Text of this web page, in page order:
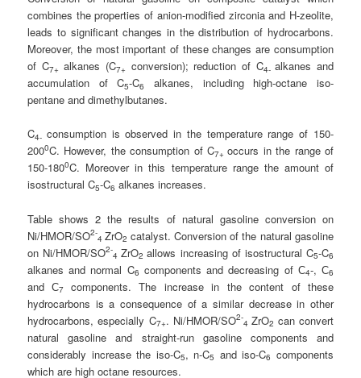
combines the properties of anion-modified zirconia and H-zeolite,
leads to significant changes in the distribution of hydrocarbons.
Moreover, the most important of these changes are consumption
of C7+ alkanes (C7+ conversion); reduction of C4-alkanes and
accumulation of C5-C6
alkanes, including high-octane iso-
pentane and dimethylbutanes.
C4- consumption is observed in the temperature range of 150-
2000C. However, the consumption of C7+occurs in the range of
150-1800C. Moreover in this temperature range the amount of
isostructural C5-C6 alkanes increases.
Table shows 2 the results of natural gasoline conversion on
Ni/HMOR/SO2-
4ZrO2 catalyst. Conversion of the natural gasoline
on Ni/HMOR/SO2-
4ZrO2allows increasing of isostructural C5-C6
alkanes and normal C6 components and decreasing of С4-, С6
and С7 components. The increase in the content of these
hydrocarbons is a consequence of a similar decrease in other
hydrocarbons, especially C7+. Ni/HMOR/SO2-
4ZrO2 can convert
natural gasoline and straight-run gasoline components and
considerably increase the iso-C5, n-C5 and iso-C6 components
which are high octane resources.